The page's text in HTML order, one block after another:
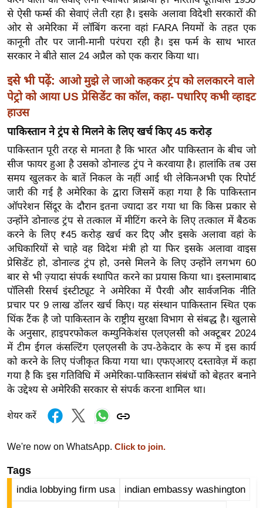
ली
वु
ड
ल्म
स
मी
क्षा
B
r
e
a
k
i
n
g
N
e
w
s
ला
इ
फ
स्टा
इ
जी
ब्यू
से ऐसी फर्म्स की सेवाएं लेती रहा है। इसके अलावा विदेशी सरकारों की
ओर से अमेरिका में लॉबिंगकरना वहां FARAनियमों के तहत एक
कानूनी तौर पर जानी-मानी परंपरा रही है। इस फर्मके साथ भारत
सरकार ने बीते साल 24 अप्रैल को एक करार किया था।
इसे भी पढ़ें: आओ मुझे ले जाओ कहकर ट्रंप को ललकारने वाले
पेट्रो को आया US प्रेसिडेंट का कॉल, कहा- पधारिए कभी व्हाइट
हाउस
पाकिस्तान ने ट्रंपसे मिलने के लिए खर्च किए 45 करोड़
पाकिस्तान पूरी तरह से मानता है कि भारत और पाकिस्तान के बीच जो
सीज फायर हुआ है उसको डोनाल्ड ट्रंपने करवाया है। हालांकि तब उस
समय खुलकर के बातें निकल के नहीं आई थी लेकिनअभीएक रिपोर्ट
जारी की गई है अमेरिका के द्वारा जिसमें कहा गया है कि पाकिस्तान
ऑपरेशनसिंदूर के दौरान इतना ज्यादा डर गया था कि किस प्रकार से
उन्होंने डोनाल्ड ट्रंप से तत्काल में मीटिंग करने के लिए तत्काल में बैठक
करने के लिए ₹45 करोड़ खर्च कर दिए और इसके अलावा वहां के
अधिकारियों से चाहे वह विदेश मंत्री हो या फिर इसके अलावा वाइस
प्रेसिडेंट हो, डोनाल्ड ट्रंप हो, उनसे मिलने के लिए उन्होंने लगभग 60
बार से भी ज़्यादा संपर्क स्थापित करने का प्रयास किया था। इस्लामाबाद
पॉलिसी रिसर्च इंस्टीट्यूट ने अमेरिका में पैरवी और सार्वजनिक नीति
प्रचार पर 9 लाख डॉलर खर्च किए। यह संस्थान पाकिस्तान स्थित एक
थिंकटैंक है जो पाकिस्तान के राष्ट्रीय सुरक्षा विभाग से संबद्ध है। खुलासे
के अनुसार,हाइपरफोकल कम्युनिकेशंस एलएलसीकोअक्टूबर2024
में टीम ईगल कंसल्टिंग एलएलसीके उप-ठेकेदार के रूप में इस कार्य
को करने के लिए पंजीकृत किया गया था।एफएआरएदस्तावेज़ में कहा
गया है कि इस गतिविधि में अमेरिका-पाकिस्तान संबंधों को बेहतर बनाने
के उद्देश्य से अमेरिकी सरकार से संपर्क करना शामिल था।
शेयर करें
We're now on WhatsApp. Click to join.
Tags
india lobbying firm usa indian embassy washington